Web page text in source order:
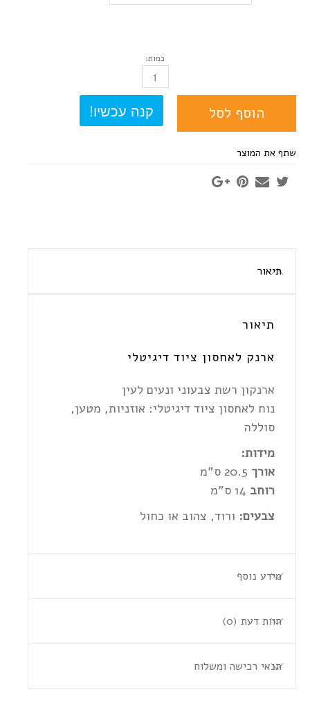
כמות:
כמות
הוסף לסל
שתף את המוצר
תיאור
תיאור
ארנק לאחסון ציוד דיגיטלי
ארנקון רשת צבעוני ונעים לעין
נוח לאחסון ציוד דיגיטלי: אוזניות, מטען,
סוללה
מידות:
אורך
רוחב
צבעים: ורוד, צהוב או כחול
מידע נוסף
חוות דעת (0)
תנאי רכישה ומשלוח